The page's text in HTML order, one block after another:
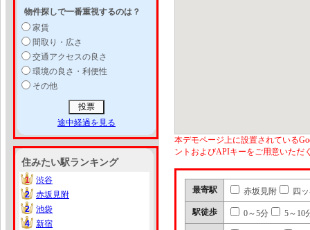
物件探しで一番重視するのは？
家賃
間取り・広さ
交通アクセスの良さ
環境の良さ・利便性
その他
途中経過を見る
住みたい駅ランキング
1
1
渋谷
2
2
赤坂見附
2
2
池袋
4
4
新宿
本デモページ上に設置されている
ントおよびAPIキーをご用意いただ
最寄駅 赤坂見附 四
駅徒歩 0～5分 5～10